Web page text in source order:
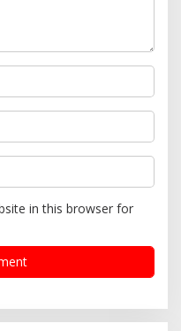
in this browser for